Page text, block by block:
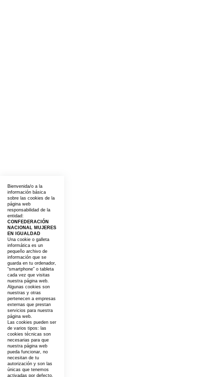
Bienvenida/o a la
información básica
sobre las cookies de la
página web
responsabilidad de la
entidad:
CONFEDERACIÓN
NACIONAL MUJERES
EN IGUALDAD
Una cookie o galleta
informática es un
pequeño archivo de
información que se
guarda en tu ordenador,
“smartphone” o tableta
cada vez que visitas
nuestra página web.
Algunas cookies son
nuestras y otras
pertenecen a empresas
externas que prestan
servicios para nuestra
página web.
Las cookies pueden ser
de varios tipos: las
cookies técnicas son
necesarias para que
nuestra página web
pueda funcionar, no
necesitan de tu
autorización y son las
únicas que tenemos
activadas por defecto.